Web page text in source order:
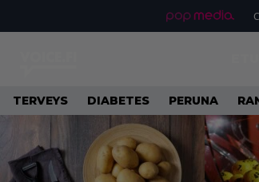
TERVEYS DIABETES PERUNA